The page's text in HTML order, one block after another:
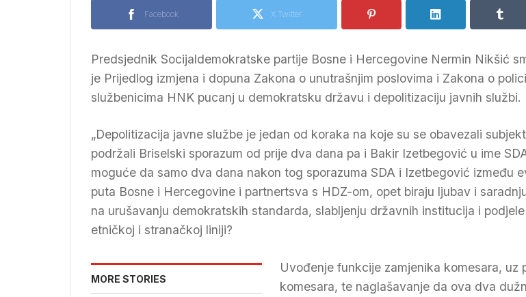
Facebook X Twitter
Predsjednik Socijaldemokratske partije Bosne i Hercegovine Nermin Nikšić
je Prijedlog izmjena i dopuna Zakona o unutrašnjim poslovima i Zakona o
službenicima HNK pucanj u demokratsku državu i depolitizaciju javnih službi.
„Depolitizacija javne službe je jedan od koraka na koje su se obavezali
podržali Briselski sporazum od prije dva dana pa i Bakir Izetbegović u ime
moguće da samo dva dana nakon tog sporazuma SDA i Izetbegović između
puta Bosne i Hercegovine i partnertsva s HDZ-om, opet biraju ljubav i
na urušavanju demokratskih standarda, slabljenju državnih institucija i
etničkoj i stranačkoj liniji?
MORE STORIES
Uvođenje funkcije zamjenika komesara, uz
komesara, te naglašavanje da ova dva